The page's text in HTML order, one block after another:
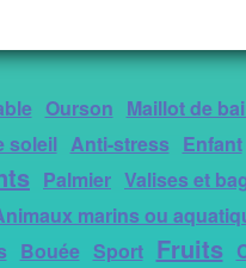
Ourson Maillot de
soleil Anti-stress Enfant
Palmier Valises et
marins ou
Bouée Sport Fruits